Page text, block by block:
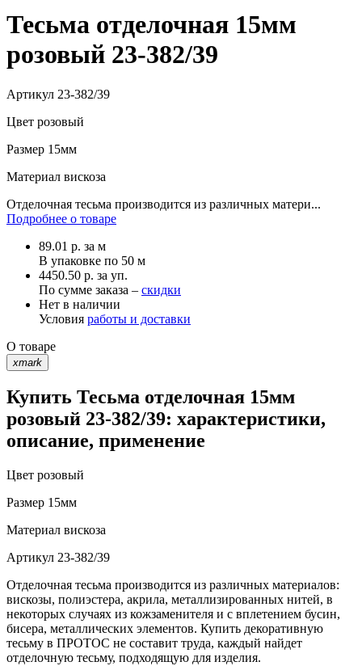
Тесьма отделочная 15мм
розовый 23-382/39
Артикул 23-382/39
Цвет розовый
Размер 15мм
Материал вискоза
Отделочная тесьма производится из различных матери...
Подробнее о товаре
89.01 р. за м
В упаковке по 50 м
4450.50 р. за уп.
По сумме заказа – скидки
Нет в наличии
Условия работы и доставки
О товаре
xmark
Купить Тесьма отделочная 15мм
розовый 23-382/39: характеристики,
описание, применение
Цвет розовый
Размер 15мм
Материал вискоза
Артикул 23-382/39
Отделочная тесьма производится из различных материалов:
вискозы, полиэстера, акрила, металлизированных нитей, в
некоторых случаях из кожзаменителя и с вплетением бусин,
бисера, металлических элементов. Купить декоративную
тесьму в ПРОТОС не составит труда, каждый найдет
отделочную тесьму, подходящую для изделия.